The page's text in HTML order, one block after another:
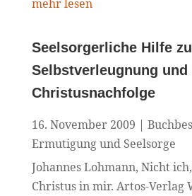
mehr lesen
Seelsorgerliche Hilfe
Selbstverleugnung und
Christusnachfolge
16. November 2009 |
Ermutigung und Seelsorge
Johannes Lohmann, Nicht
Christus in mir. Artos-Verlag